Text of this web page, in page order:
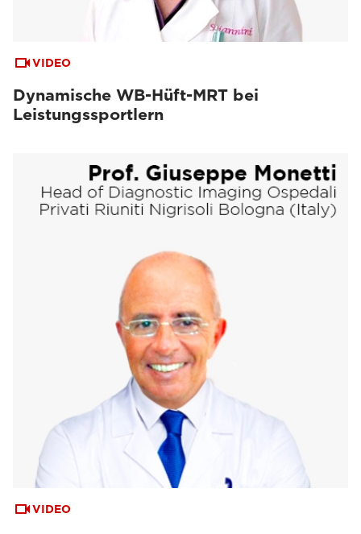
VIDEO
Dynamische WB-Hüft-MRT bei
Leistungssportlern
VIDEO